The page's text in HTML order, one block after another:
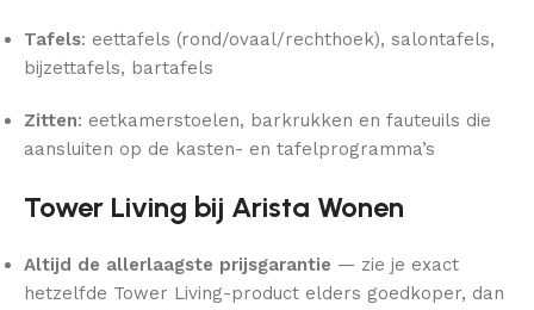
Tafels: eettafels (rond/ovaal/rechthoek), salontafels,
bijzettafels, bartafels
Zitten: eetkamerstoelen, barkrukken en fauteuils die
aansluiten op de kasten- en tafelprogramma’s
Tower Living bij Arista Wonen
Altijd de allerlaagste prijsgarantie — zie je exact
hetzelfde Tower Living-product elders goedkoper, dan